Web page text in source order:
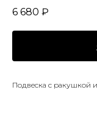
6 680 ₽
Подвеска с ракушкой